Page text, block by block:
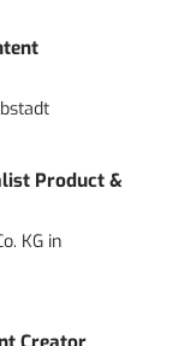
Product &
KG in